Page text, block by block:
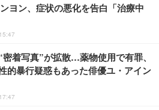
ヨン、症状の悪化を告白「治療中
密着写真”が拡散…薬物使用で有罪、
的暴行疑惑もあった俳優ユ・アイン